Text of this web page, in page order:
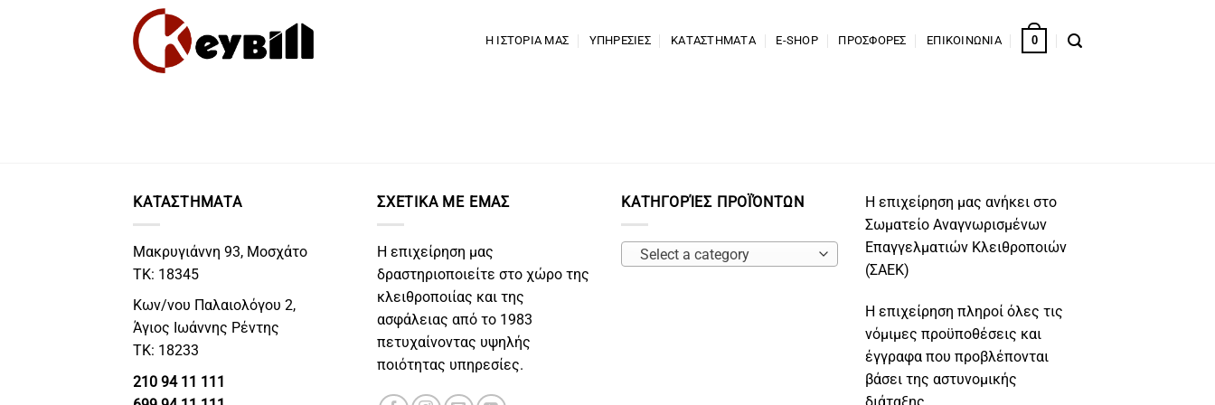
Η ΙΣΤΟΡΙΑ ΜΑΣ ΥΠΗΡΕΣΙΕΣ ΚΑΤΑΣΤΗΜΑΤΑ E-SHOP ΠΡΟΣΦΟΡΕΣ ΕΠΙΚΟΙΝΩΝΙΑ 0
ΚΑΤΑΣΤΗΜΑΤΑ
Μακρυγιάννη 93, Μοσχάτο
ΤΚ: 18345
Κων/νου Παλαιολόγου 2,
Άγιος Ιωάννης Ρέντης
ΤΚ: 18233
210 94 11 111
ΣΧΕΤΙΚΑ ΜΕ ΕΜΑΣ
Η επιχείρηση μας
δραστηριοποιείτε στο χώρο της
κλειθροποιίας και της
ασφάλειας από το 1983
πετυχαίνοντας υψηλής
ποιότητας υπηρεσίες.
ΚΑΤΗΓΟΡΊΕΣ ΠΡΟΪΌΝΤΩΝ
Select a category
Η επιχείρηση μας ανήκει στο
Σωματείο Αναγνωρισμένων
Επαγγελματιών Κλειθροποιών
(ΣΑΕΚ)
Η επιχείρηση πληροί όλες τις
νόμιμες προϋποθέσεις και
έγγραφα που προβλέπονται
βάσει της αστυνομικής